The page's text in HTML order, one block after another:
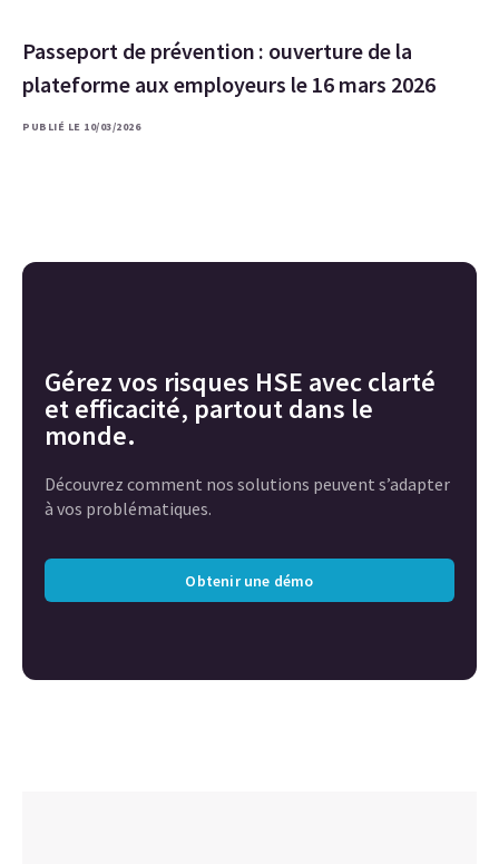
Passeport de prévention : ouverture de la
plateforme aux employeurs le 16 mars 2026
PUBLIÉ LE 10/03/2026
Gérez vos risques HSE avec clarté
et efficacité, partout dans le
monde.
Découvrez comment nos solutions peuvent s’adapter
à vos problématiques.
Obtenir une démo